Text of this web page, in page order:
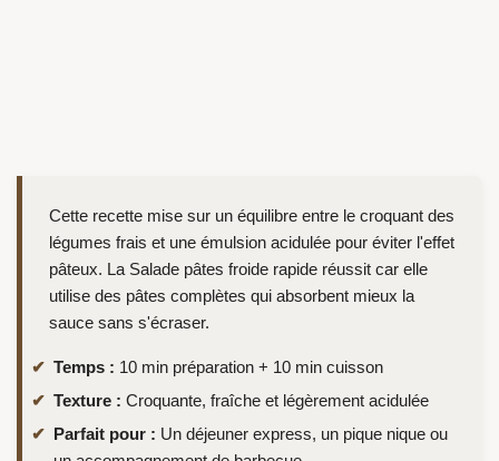
Cette recette mise sur un équilibre entre le croquant des
légumes frais et une émulsion acidulée pour éviter l'effet
pâteux. La Salade pâtes froide rapide réussit car elle
utilise des pâtes complètes qui absorbent mieux la
sauce sans s'écraser.
Temps : 10 min préparation + 10 min cuisson
Texture : Croquante, fraîche et légèrement acidulée
Parfait pour : Un déjeuner express, un pique nique ou